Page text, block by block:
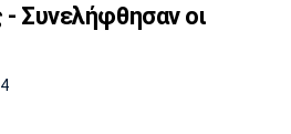
Συνελήφθησαν οι